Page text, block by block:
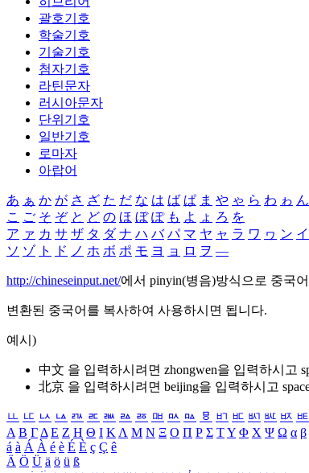
괄호기호
학술기호
기술기호
첨자기호
라틴문자
러시아문자
단위기호
일반기호
로마자
아랍어
あ ぁ か が さ ざ た だ な は ば ぱ ま や ゃ ら わ ゎ ん
こ ご そ ぞ と ど の ほ ぼ ぽ も よ ょ ろ を
ア ァ カ サ ザ タ ダ ナ ハ バ パ マ ヤ ャ ラ ワ ヮ ン イ
ソ ゾ ト ド ノ ホ ボ ポ モ ヨ ョ ロ ヲ ―
http://chineseinput.net/에서 pinyin(병음)방식으로 중국
변환된 중국어를 복사하여 사용하시면 됩니다.
예시)
中文 을 입력하시려면 zhongwen을 입력하시고
北京 을 입력하시려면 beijing을 입력하시고
ㅥ ㅦ ㅧ ㅨ ㅩ ㅪ ㅫ ㅬ ㅭ ㅮ ㅯ ㅰ ㅱ ㅲ ㅳ ㅴ ㅵ ㅶ ㅷ
Α Β ΓΔ Ε Ζ Η Θ Ι ΚΛ Μ Ν Ξ Ο Π Ρ Σ ΤΥ Φ Χ Ψ Ω α β
á à Á À é è É È ç Ç ê
Ä Ö Ü ä ö ü ß